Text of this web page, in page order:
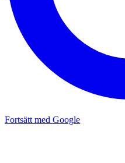
Fortsätt med Google